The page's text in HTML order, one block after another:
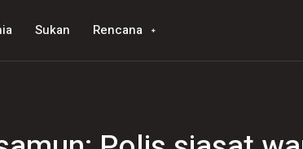
Sukan Rencana